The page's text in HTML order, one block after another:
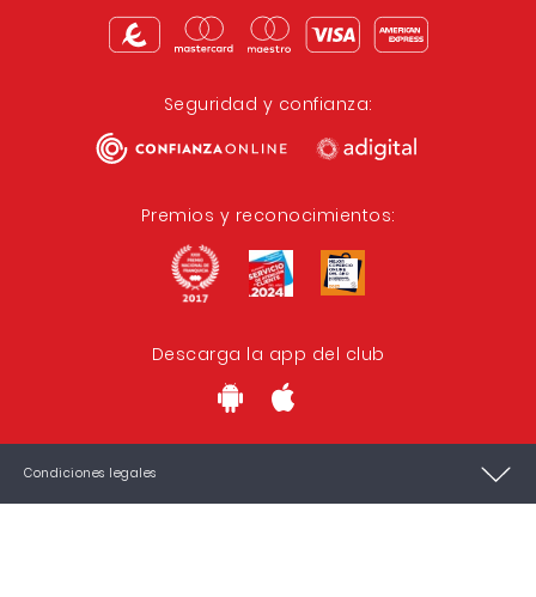
Seguridad y confianza:
Premios y reconocimientos:
Descarga la app del club
Condiciones legales